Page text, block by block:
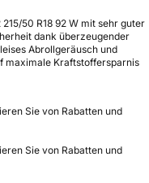
50 R18 92 W mit sehr guter
dank überzeugender
Abrollgeräusch und
maximale Kraftstoffersparnis
Sie von Rabatten und
Sie von Rabatten und